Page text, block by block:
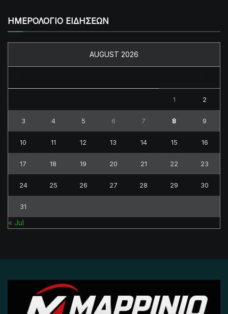
ΗΜΕΡΟΛΟΓΙΟ ΕΙΔΗΣΕΩΝ
AUGUST 2026
1 2
3 4 5 6 7 8 9
10 11 12 13 14 15 16
17 18 19 20 21 22 23
24 25 26 27 28 29 30
31
« Jul